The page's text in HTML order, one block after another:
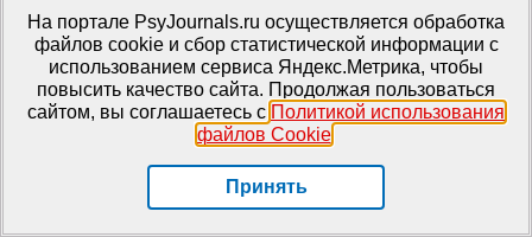
Religions. Discourse in Rural in Figi // Ethos.
2001. № 4.
Cognition and social selves. Ch. II // New Direction
in Psychological Anthropology / Ed. by Th.
Schwartz, G. M. White and C. A. Lutz. Cambridge,
1999.
Edwards A. An Interesting Resemblance: Vygotsky,
Mead and American Pragmatism // The Cambridge
companion to Vygotsky / Ed. By H. Daniels, M.
На портале PsyJournals.ru осуществляется обработка
файлов cookie и сбор статистической информации с
использованием сервиса Яндекс.Метрика, чтобы
повысить качество сайта. Продолжая пользоваться
сайтом, вы соглашаетесь с Политикой использования
файлов Cookie.
Принять